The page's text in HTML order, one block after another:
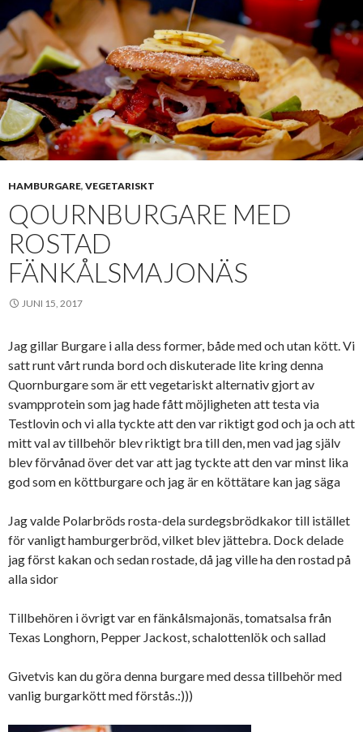
HAMBURGARE, VEGETARISKT
QOURNBURGARE MED
ROSTAD
FÄNKÅLSMAJONÄS
JUNI 15, 2017
Jag gillar Burgare i alla dess former, både med och utan kött. Vi
satt runt vårt runda bord och diskuterade lite kring denna
Quornburgare som är ett vegetariskt alternativ gjort av
svampprotein som jag hade fått möjligheten att testa via
Testlovin och vi alla tyckte att den var riktigt god och ja och att
mitt val av tillbehör blev riktigt bra till den, men vad jag själv
blev förvånad över det var att jag tyckte att den var minst lika
god som en köttburgare och jag är en köttätare kan jag säga
Jag valde Polarbröds rosta-dela surdegsbrödkakor till istället
för vanligt hamburgerbröd, vilket blev jättebra. Dock delade
jag först kakan och sedan rostade, då jag ville ha den rostad på
alla sidor
Tillbehören i övrigt var en fänkålsmajonäs, tomatsalsa från
Texas Longhorn, Pepper Jackost, schalottenlök och sallad
Givetvis kan du göra denna burgare med dessa tillbehör med
vanlig burgarkött med förstås.:)))